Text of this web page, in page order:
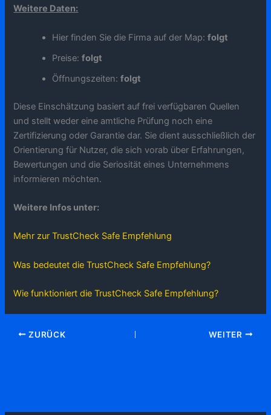
Weitere Daten:
Hier finden Sie die Firma auf der Map:folgt
Preise:folgt
Öffnungszeiten:folgt
Diese Einschätzung basiert auf frei verfügbaren Quellen
und stellt weder eine amtliche Prüfung noch eine
Zertifizierung oder Garantie dar. Sie dient ausschließlich der
Orientierung für Nutzer, die sich vorab über Erfahrungen,
Bewertungen und die Seriosität eines Unternehmens
informieren möchten.
Weitere Infos unter:
Mehr zur TrustCheck Safe Empfehlung
Was bedeutet die TrustCheck Safe Empfehlung?
Wie funktioniert die TrustCheck Safe Empfehlung?
ZURÜCK WEITER